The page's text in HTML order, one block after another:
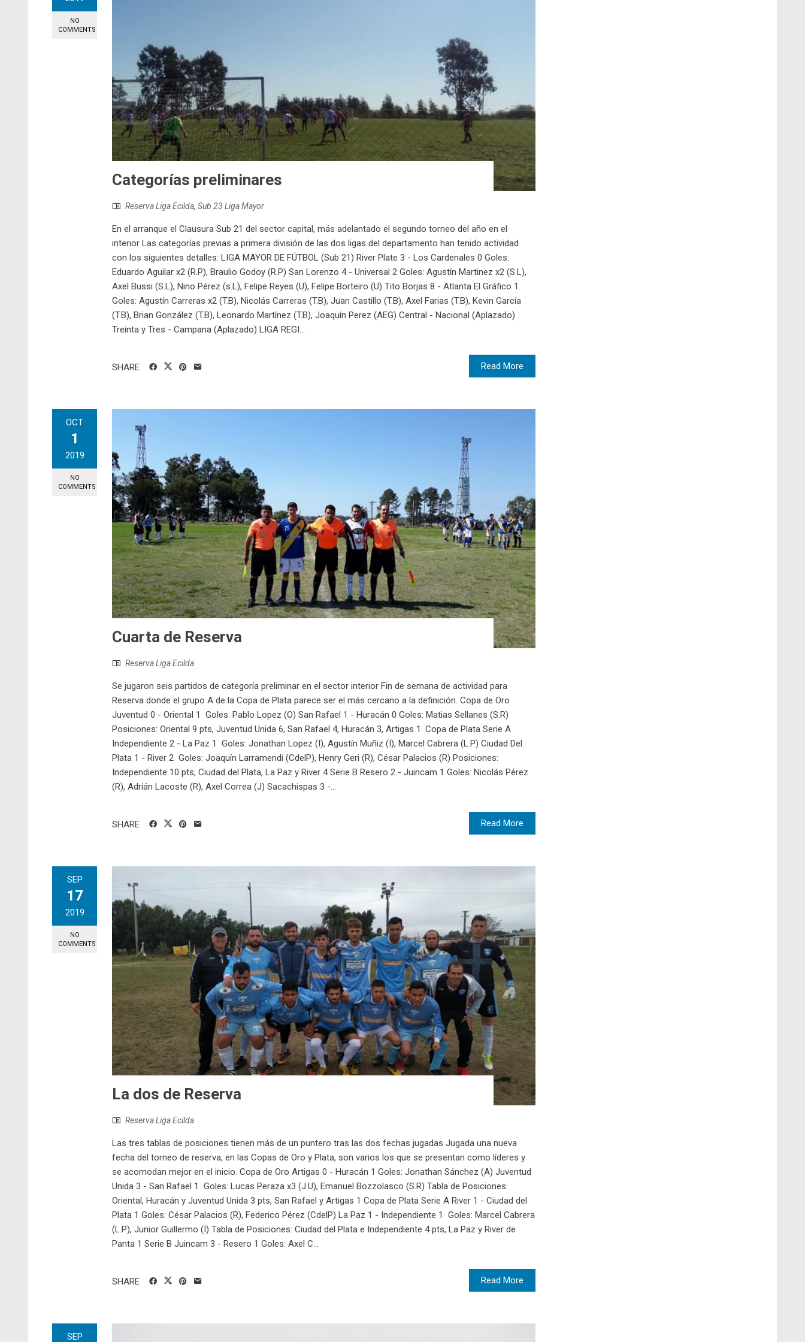
NO
COMMENTS
Categorías preliminares
Reserva Liga Ecilda, Sub 23 Liga Mayor
En el arranque el Clausura Sub 21 del sector capital, más adelantado el segundo torneo del año en el
interior Las categorías previas a primera división de las dos ligas del departamento han tenido actividad
con los siguientes detalles: LIGA MAYOR DE FÚTBOL (Sub 21) River Plate 3 - Los Cardenales 0 Goles:
Eduardo Aguilar x2 (R.P), Braulio Godoy (R.P) San Lorenzo 4 - Universal 2 Goles: Agustín Martinez x2 (S.L),
Axel Bussi (S.L), Nino Pérez (s.L), Felipe Reyes (U), Felipe Borteiro (U) Tito Borjas 8 - Atlanta El Gráfico 1
Goles: Agustín Carreras x2 (T.B), Nicolás Carreras (T.B), Juan Castillo (T.B), Axel Farias (T.B), Kevin García
(T.B), Brian González (T.B), Leonardo Martínez (T.B), Joaquín Perez (AEG) Central - Nacional (Aplazado)
Treinta y Tres - Campana (Aplazado) LIGA REGI...
Read More
SHARE
OCT
1
2019
NO
COMMENTS
Cuarta de Reserva
Reserva Liga Ecilda
Se jugaron seis partidos de categoría preliminar en el sector interior Fin de semana de actividad para
Reserva donde el grupo A de la Copa de Plata parece ser el más cercano a la definición. Copa de Oro
Juventud 0 - Oriental 1 Goles: Pablo Lopez (O) San Rafael 1 - Huracán 0 Goles: Matias Sellanes (S.R)
Posiciones: Oriental 9 pts, Juventud Unida 6, San Rafael 4, Huracán 3, Artigas 1. Copa de Plata Serie A
Independiente 2 - La Paz 1 Goles: Jonathan Lopez (I), Agustín Muñiz (I), Marcel Cabrera (L.P) Ciudad Del
Plata 1 - River 2 Goles: Joaquín Larramendi (CdelP), Henry Geri (R), César Palacios (R) Posiciones:
Independiente 10 pts, Ciudad del Plata, La Paz y River 4 Serie B Resero 2 - Juincam 1 Goles: Nicolás Pérez
(R), Adrián Lacoste (R), Axel Correa (J) Sacachispas 3 -...
Read More
SHARE
SEP
17
2019
NO
COMMENTS
La dos de Reserva
Reserva Liga Ecilda
Las tres tablas de posiciones tienen más de un puntero tras las dos fechas jugadas Jugada una nueva
fecha del torneo de reserva, en las Copas de Oro y Plata, son varios los que se presentan como líderes y
se acomodan mejor en el inicio. Copa de Oro Artigas 0 - Huracán 1 Goles: Jonathan Sánchez (A) Juventud
Unida 3 - San Rafael 1 Goles: Lucas Peraza x3 (J.U), Emanuel Bozzolasco (S.R) Tabla de Posiciones:
Oriental, Huracán y Juventud Unida 3 pts, San Rafael y Artigas 1 Copa de Plata Serie A River 1 - Ciudad del
Plata 1 Goles: César Palacios (R), Federico Pérez (CdelP) La Paz 1 - Independiente 1 Goles: Marcel Cabrera
(L.P), Junior Guillermo (I) Tabla de Posiciones: Ciudad del Plata e Independiente 4 pts, La Paz y River de
Panta 1 Serie B Juincam 3 - Resero 1 Goles: Axel C...
Read More
SHARE
SEP